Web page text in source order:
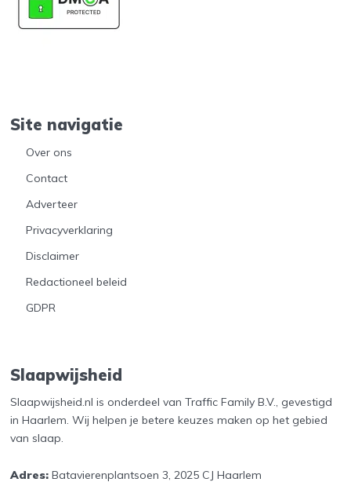
Site navigatie
Over ons
Contact
Adverteer
Privacyverklaring
Disclaimer
Redactioneel beleid
GDPR
Slaapwijsheid
Slaapwijsheid.nl is onderdeel van Traffic Family B.V., gevestigd
in Haarlem. Wij helpen je betere keuzes maken op het gebied
van slaap.
Adres:Batavierenplantsoen 3, 2025 CJ Haarlem